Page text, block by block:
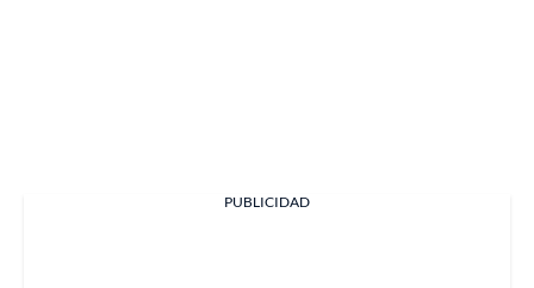
PUBLICIDAD